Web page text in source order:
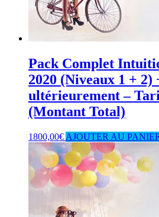
Pack Complet
2020 (Niveaux 1 + 2)
ultérieurement –
(Montant Total)
1800,00€ AJOUTER AU